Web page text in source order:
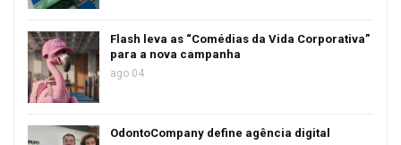
Flash leva as “Comédias da Vida Corporativa”
para a nova campanha
ago 04
OdontoCompany define agência digital